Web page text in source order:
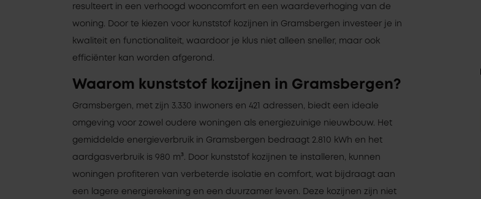
resulteert in een verhoogd wooncomfort en een waardeverhoging van de
woning. Door te kiezen voor kunststof kozijnen in Gramsbergen investeer je in
kwaliteit en functionaliteit, waardoor je klus niet alleen sneller, maar ook
efficiënter kan worden afgerond.
Waarom kunststof kozijnen in Gramsbergen?
Gramsbergen, met zijn 3.330 inwoners en 421 adressen, biedt een ideale
omgeving voor zowel oudere woningen als energiezuinige nieuwbouw. Het
gemiddelde energieverbruik in Gramsbergen bedraagt 2.810 kWh en het
aardgasverbruik is 980 m³. Door kunststof kozijnen te installeren, kunnen
woningen profiteren van verbeterde isolatie en comfort, wat bijdraagt aan
een lagere energierekening en een duurzamer leven. Deze kozijnen zijn niet